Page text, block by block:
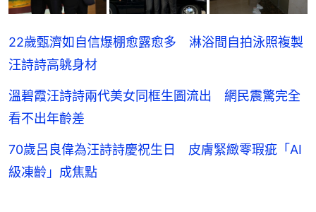
22歲甄濟如自信爆棚愈露愈多 淋浴間自拍泳照複製
汪詩詩高䠷身材
溫碧霞汪詩詩兩代美女同框生圖流出 網民震驚完全
看不出年齡差
70歲呂良偉為汪詩詩慶祝生日 皮膚緊緻零瑕疵「AI
級凍齡」成焦點